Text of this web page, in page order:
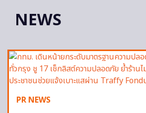
NEWS
PR NEWS